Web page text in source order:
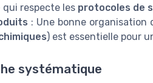
qui respecte les protocoles de
: Une bonne organisation
) est essentielle pour
systématique